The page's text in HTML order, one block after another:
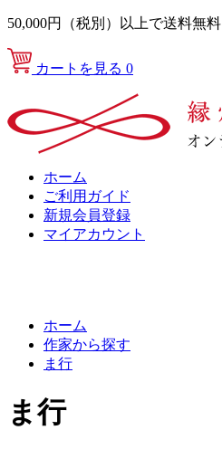
50,000円（税別）以上で送料無料
カートを見る 0
ホーム
ご利用ガイド
新規会員登録
マイアカウント
ホーム
作家から探す
ま行
ま行